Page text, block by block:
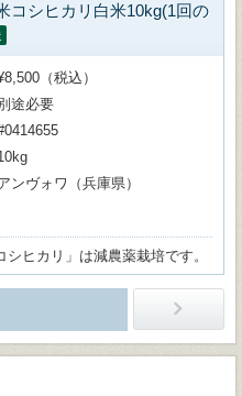
シヒカリ白米10kg(1回の
（税込）
途必要
ンヴォワ（兵庫県）
ヒカリ」は減農薬栽培です。